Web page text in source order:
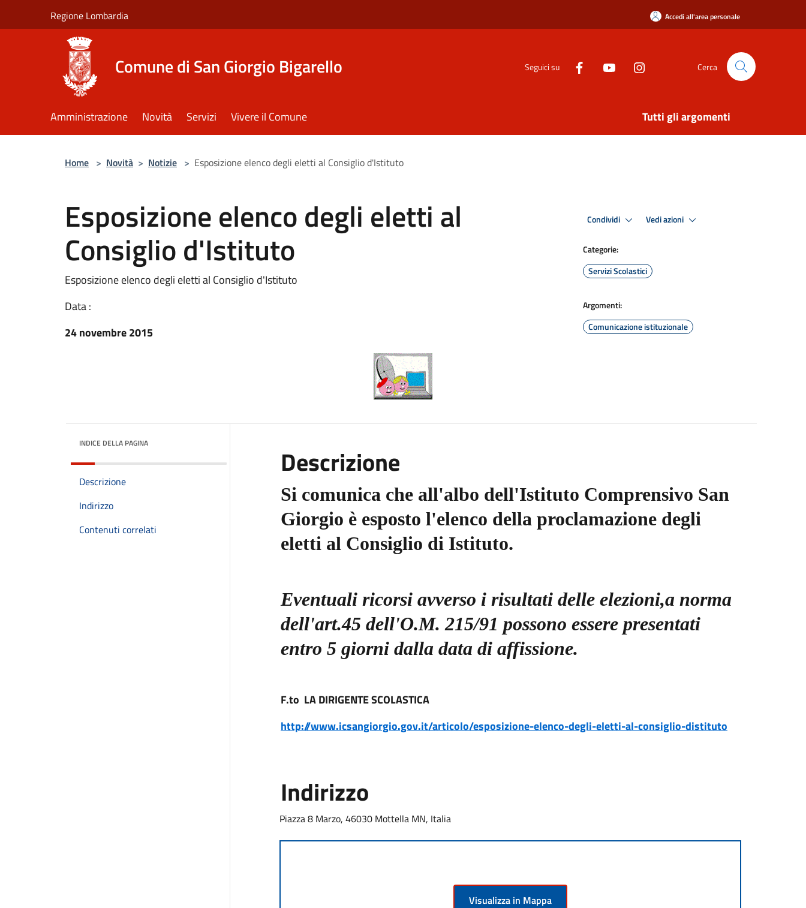
Regione Lombardia Accedi all'area personale
Comune di San Giorgio Bigarello Seguici su Cerca
Amministrazione Novità Servizi Vivere il Comune Tutti gli argomenti
Home > Novità > Notizie > Esposizione elenco degli eletti al Consiglio d'Istituto
Esposizione elenco degli eletti al
Consiglio d'Istituto
Esposizione elenco degli eletti al Consiglio d'Istituto
Data :
24 novembre 2015
Condividi Vedi azioni
Categorie:
Servizi Scolastici
Argomenti:
Comunicazione istituzionale
INDICE DELLA PAGINA
Descrizione
Indirizzo
Contenuti correlati
Descrizione
Si comunica che all'albo dell'Istituto Comprensivo San
Giorgio è esposto l'elenco della proclamazione degli
eletti al Consiglio di Istituto.
Eventuali ricorsi avverso i risultati delle elezioni,a norma
dell'art.45 dell'O.M. 215/91 possono essere presentati
entro 5 giorni dalla data di affissione.
F.to LA DIRIGENTE SCOLASTICA
http://www.icsangiorgio.gov.it/articolo/esposizione-elenco-degli-eletti-al-consiglio-distituto
Indirizzo
Piazza 8 Marzo, 46030 Mottella MN, Italia
Visualizza in Mappa